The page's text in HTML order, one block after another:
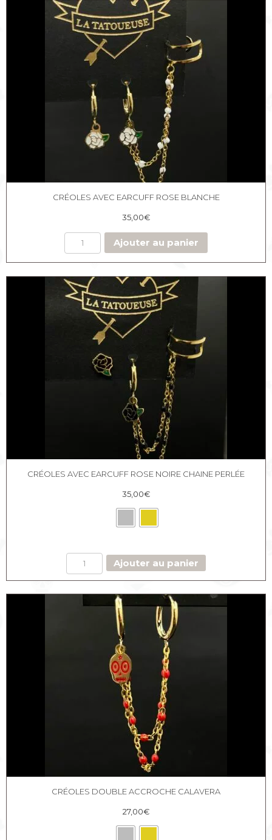
rouge
chaine
perlée
CRÉOLES AVEC EARCUFF ROSE BLANCHE
35,00€
Ajouter au panier
CRÉOLES AVEC EARCUFF ROSE NOIRE CHAINE PERLÉE
35,00€
quantité
de
Créoles
earcuff
chaine
perlée
Ajouter au panier
CRÉOLES DOUBLE ACCROCHE CALAVERA
27,00€